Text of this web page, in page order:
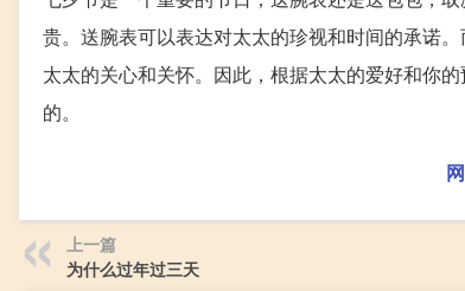
贵。送腕表可以表达对太太的珍视和时间的承诺
太太的关心和关怀。因此，根据太太的爱好和你
的。
上一篇
为什么过年过三天